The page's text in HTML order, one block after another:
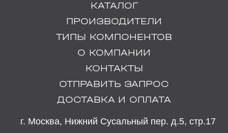
КАТАЛОГ
ПРОИЗВОДИТЕЛИ
ТИПЫ КОМПОНЕНТОВ
О КОМПАНИИ
КОНТАКТЫ
ОТПРАВИТЬ ЗАПРОС
ДОСТАВКА И ОПЛАТА
г. Москва, Нижний Сусальный пер. д.5, стр.17